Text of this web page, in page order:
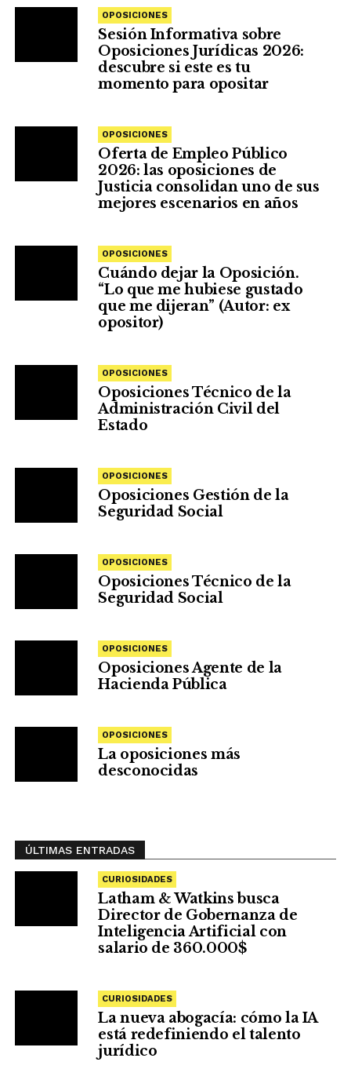
OPOSICIONES
Sesión Informativa sobre
Oposiciones Jurídicas 2026:
descubre si este es tu
momento para opositar
OPOSICIONES
Oferta de Empleo Público
2026: las oposiciones de
Justicia consolidan uno de sus
mejores escenarios en años
OPOSICIONES
Cuándo dejar la Oposición.
“Lo que me hubiese gustado
que me dijeran” (Autor: ex
opositor)
OPOSICIONES
Oposiciones Técnico de la
Administración Civil del
Estado
OPOSICIONES
Oposiciones Gestión de la
Seguridad Social
OPOSICIONES
Oposiciones Técnico de la
Seguridad Social
OPOSICIONES
Oposiciones Agente de la
Hacienda Pública
OPOSICIONES
La oposiciones más
desconocidas
ÚLTIMAS ENTRADAS
CURIOSIDADES
Latham & Watkins busca
Director de Gobernanza de
Inteligencia Artificial con
salario de 360.000$
CURIOSIDADES
La nueva abogacía: cómo la IA
está redefiniendo el talento
jurídico